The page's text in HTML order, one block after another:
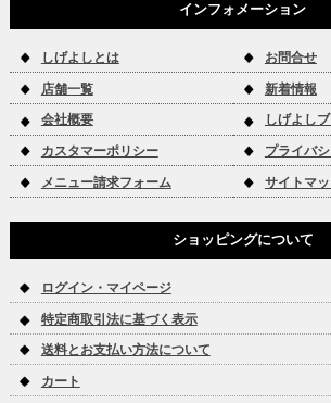
インフォメーション
しげよしとは お問合せ
店舗一覧 新着情報
会社概要 しげよし
カスタマーポリシー プライバ
メニュー請求フォーム サイトマ
ショッピングについて
ログイン・マイページ
特定商取引法に基づく表示
送料とお支払い方法について
カート